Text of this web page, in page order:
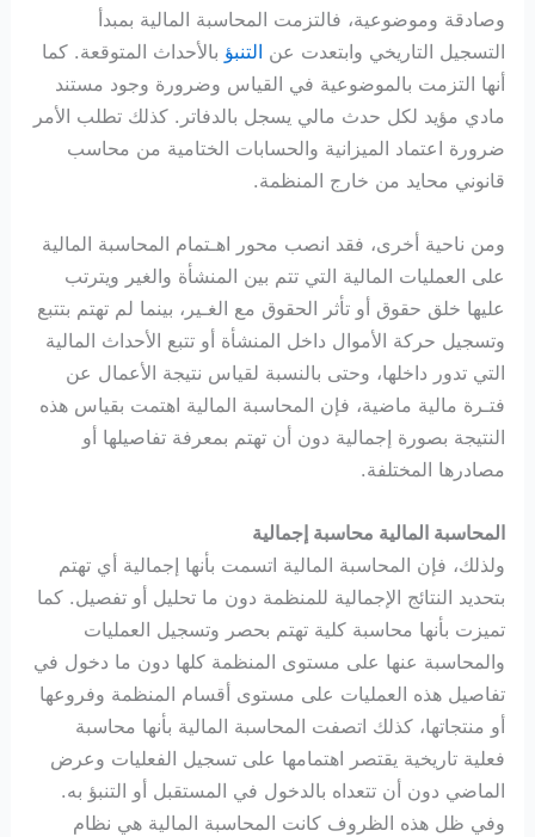
وصادقة وموضوعية، فالتزمت المحاسبة المالية بمبدأ
التسجيل التاريخي وابتعدت عن التنبؤ بالأحداث المتوقعة. كما
أنها التزمت بالموضوعية في القياس وضرورة وجود مستند
مادي مؤيد لكل حدث مالي يسجل بالدفاتر. كذلك تطلب الأمر
ضرورة اعتماد الميزانية والحسابات الختامية من محاسب
قانوني محايد من خارج المنظمة.
ومن ناحية أخرى، فقد انصب محور اهـتمام المحاسبة المالية
على العمليات المالية التي تتم بين المنشأة والغير ويترتب
عليها خلق حقوق أو تأثر الحقوق مع الغـير، بينما لم تهتم بتتبع
وتسجيل حركة الأموال داخل المنشأة أو تتبع الأحداث المالية
التي تدور داخلها، وحتى بالنسبة لقياس نتيجة الأعمال عن
فتـرة مالية ماضية، فإن المحاسبة المالية اهتمت بقياس هذه
النتيجة بصورة إجمالية دون أن تهتم بمعرفة تفاصيلها أو
مصادرها المختلفة.
المحاسبة المالية محاسبة إجمالية
ولذلك، فإن المحاسبة المالية اتسمت بأنها إجمالية أي تهتم
بتحديد النتائج الإجمالية للمنظمة دون ما تحليل أو تفصيل. كما
تميزت بأنها محاسبة كلية تهتم بحصر وتسجيل العمليات
والمحاسبة عنها على مستوى المنظمة كلها دون ما دخول في
تفاصيل هذه العمليات على مستوى أقسام المنظمة وفروعها
أو منتجاتها، كذلك اتصفت المحاسبة المالية بأنها محاسبة
فعلية تاريخية يقتصر اهتمامها على تسجيل الفعليات وعرض
الماضي دون أن تتعداه بالدخول في المستقبل أو التنبؤ به.
وفي ظل هذه الظروف كانت المحاسبة المالية هي نظام